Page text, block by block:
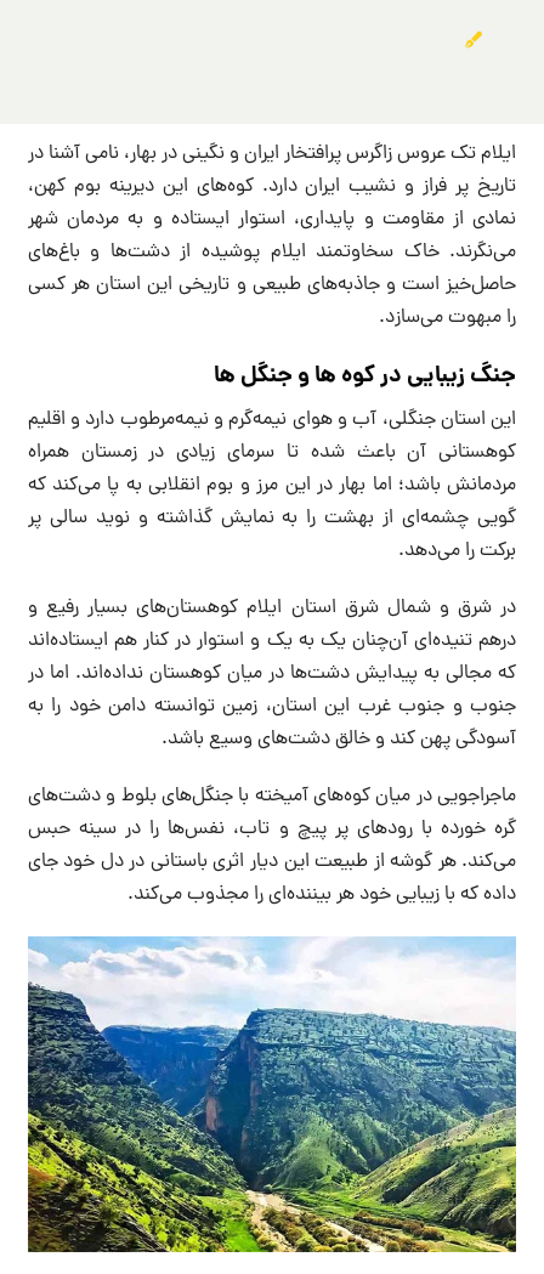
ایلام تک عروس زاگرس پرافتخار ایران و نگینی در بهار، نامی آشنا در
تاریخ پر فراز و نشیب ایران دارد. کوه‌های این دیرینه بوم کهن،
نمادی از مقاومت و پایداری، استوار ایستاده و به مردمان شهر
می‌نگرند. خاک سخاوتمند ایلام پوشیده از دشت‌ها و باغ‌های
حاصل‌خیز است و جاذبه‌های طبیعی و تاریخی این استان هر کسی
را مبهوت می‌سازد.
جنگ زیبایی در کوه ها و جنگل ها
این استان جنگلی، آب و هوای نیمه‌گرم و نیمه‌مرطوب دارد و اقلیم
کوهستانی آن باعث شده تا سرمای زیادی در زمستان همراه
مردمانش باشد؛ اما بهار در این مرز و بوم انقلابی به پا می‌کند که
گویی چشمه‌ای از بهشت را به نمایش گذاشته و نوید سالی پر
برکت را می‌دهد.
در شرق و شمال شرق استان ایلام کوهستان‌های بسیار رفیع و
درهم‌ تنیده‌ای آن‌چنان یک به یک و استوار در کنار هم ایستاده‌اند
که مجالی به پیدایش دشت‌ها در میان کوهستان نداده‌اند. اما در
جنوب و جنوب غرب این استان، زمین توانسته دامن خود را به
آسودگی پهن کند و خالق دشت‌های وسیع باشد.
ماجراجویی در میان کوه‌های آمیخته با جنگل‌های بلوط و دشت‌های
گره خورده با رودهای پر پیچ و تاب، نفس‌ها را در سینه حبس
می‌کند. هر گوشه از طبیعت این دیار اثری باستانی در دل خود جای
داده که با زیبایی خود هر بیننده‌ای را مجذوب می‌کند.